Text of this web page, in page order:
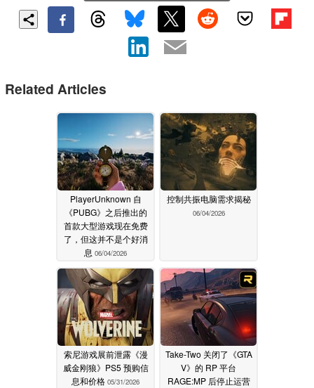
Related Articles
PlayerUnknown 自
《PUBG》之后推出的
首款大型游戏现在免费
了，但这并不是个好消
息 06/04/2026
控制共振电脑需求揭秘
06/04/2026
索尼游戏展前泄露《漫
威金刚狼》PS5 预购信
息和价格 05/31/2026
Take-Two 关闭了《GTA
V》的 RP 平台
RAGE:MP 后停止运营